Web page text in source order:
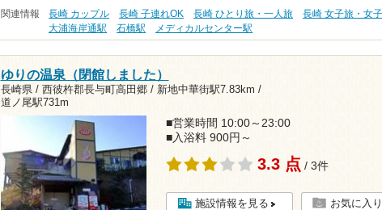
関連情報 長崎 カップル 長崎 子連れOK 長崎 ひとり旅・一人旅 長崎 女子旅・女
大浦海岸通駅
石橋駅 メディカルセンター駅
ゆりの温泉（閉館しました）
長崎県 / 西彼杵郡長与町高田郷 / 新地中華街駅7.83km /
道ノ尾駅731m
■営業時間 10:00～23:00
■入浴料 900円～
3.3 点 / 3件
施設情報を見る お気に入